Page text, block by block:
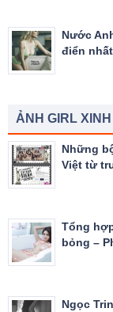
Nước
điển
ẢNH GIRL
Những
Việt từ
Tổng
bỏng –
Ngọc